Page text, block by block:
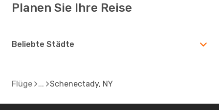
Planen Sie Ihre Reise
Beliebte Städte
Flüge Schenectady, NY